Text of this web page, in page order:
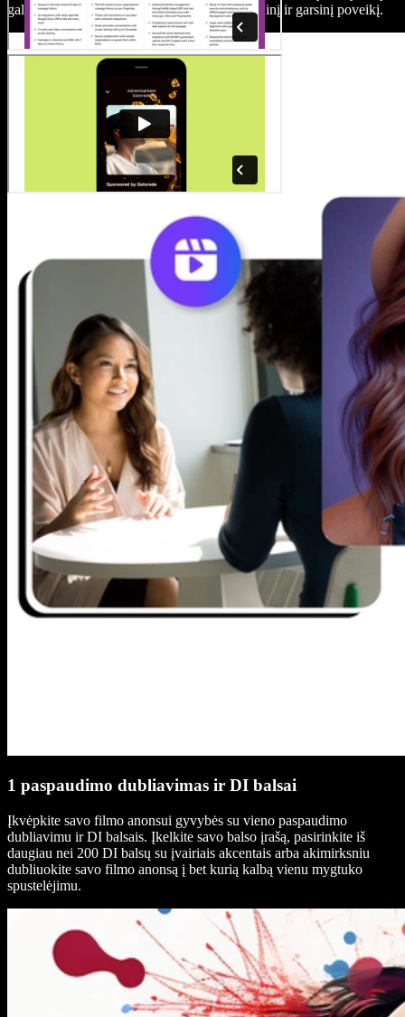
galite naudoti stiprindami savo projektų vaizdinį ir garsinį poveikį.
1 paspaudimo dubliavimas ir DI balsai
Įkvėpkite savo filmo anonsui gyvybės su vieno paspaudimo
dubliavimu ir DI balsais. Įkelkite savo balso įrašą, pasirinkite iš
daugiau nei 200 DI balsų su įvairiais akcentais arba akimirksniu
dubliuokite savo filmo anonsą į bet kurią kalbą vienu mygtuko
spustelėjimu.